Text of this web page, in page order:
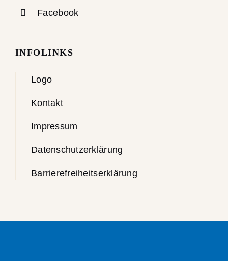
Facebook
INFOLINKS
Logo
Kontakt
Impressum
Datenschutzerklärung
Barrierefreiheitserklärung